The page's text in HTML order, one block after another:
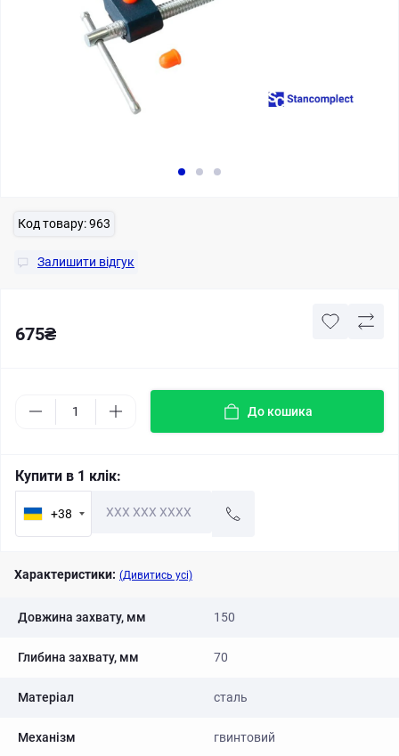
Код товару:963
Залишити відгук
675₴
До кошика
Купити в 1 клік:
+38
Характеристики: (Дивитись усі)
Довжина захвату, мм 150
Глибина захвату, мм 70
Матеріал сталь
Механізм гвинтовий